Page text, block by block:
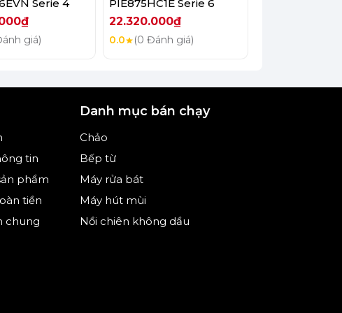
Serie 4
giá)
PIE875HC1E Serie 6
22.320.000₫
0.0 (0 Đánh giá)
tin
phẩm
tiền
chung
Danh mục bán chạy
Chảo
Bếp từ
Máy rửa bát
Máy hút mùi
Nồi chiên không dầu